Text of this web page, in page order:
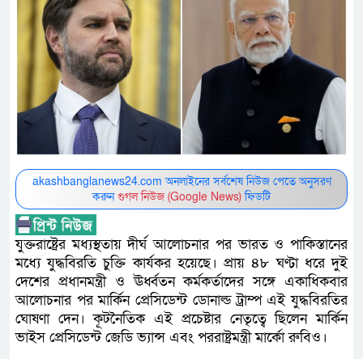
akashbanglanews24.com অনলাইনের সর্বশেষ নিউজ পেতে অনুসরণ
করুনগুগল নিউজ (Google News)ফিডটি
যুক্তরাষ্ট্রের মধ্যস্থতায় দীর্ঘ আলোচনার পর ভারত ও পাকিস্তানের
মধ্যে যুদ্ধবিরতি চুক্তি কার্যকর হয়েছে। প্রায় ৪৮ ঘণ্টা ধরে দুই
দেশের প্রধানমন্ত্রী ও ঊর্ধ্বতন কর্মকর্তাদের সঙ্গে একাধিকবার
আলোচনার পর মার্কিন প্রেসিডেন্ট ডোনাল্ড ট্রাম্প এই যুদ্ধবিরতির
ঘোষণা দেন। কূটনৈতিক এই প্রচেষ্টার নেতৃত্বে ছিলেন মার্কিন
ভাইস প্রেসিডেন্ট জেডি ভ্যান্স এবং পররাষ্ট্রমন্ত্রী মার্কো রুবিও।